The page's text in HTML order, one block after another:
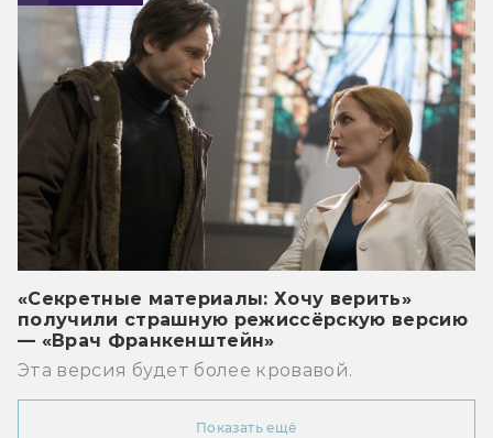
«Секретные материалы: Хочу верить»
получили страшную режиссёрскую версию
— «Врач Франкенштейн»
Эта версия будет более кровавой.
Показать ещё